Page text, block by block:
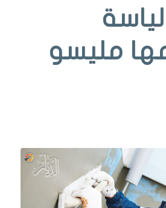
لياسة
مليسو